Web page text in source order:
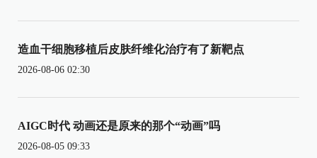
造血干细胞移植后皮肤纤维化治疗有了新靶点
2026-08-06 02:30
AIGC时代 动画还是原来的那个“动画”吗
2026-08-05 09:33